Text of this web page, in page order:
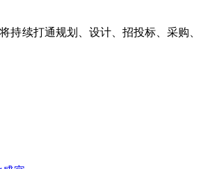
续打通规划、设计、招投标、采购